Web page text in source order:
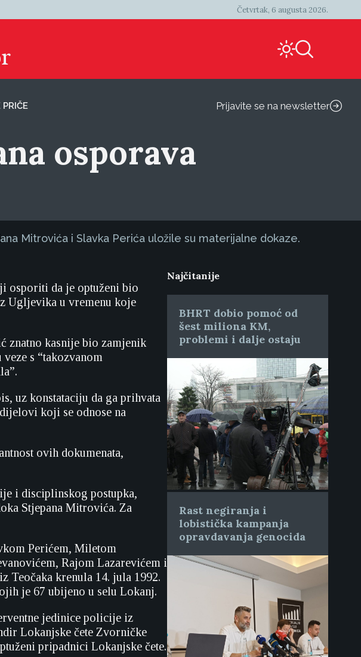
Četvrtak, 6 augusta 2026.
Prijavite se na newsletter
osporava
Mitrovića i Slavka Perića uložile su materijalne dokaze.
osporiti da je optuženi bio
Ugljevika u vremenu koje
znatno kasnije bio zamjenik
s “takozvanom
uz konstataciju da ga prihvata
koji se odnose na
ovih dokumenata,
i disciplinskog postupka,
Stjepana Mitrovića. Za
Perićem, Miletom
Rajom Lazarevićem i
Teočaka krenula 14. jula 1992.
je 67 ubijeno u selu Lokanj.
jedinice policije iz
Lokanjske čete Zvorničke
pripadnici Lokanjske čete.
Najčitanije
BHRT dobio pomoć od
šest miliona KM,
problemi i dalje ostaju
Rast negiranja i
lobistička kampanja
opravdavanja genocida